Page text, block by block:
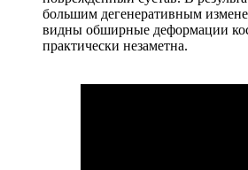
большим дегенеративным
видны обширные деформации
практически незаметна.